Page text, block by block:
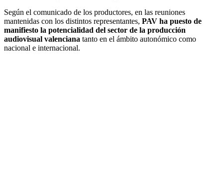
Según el comunicado de los productores, en las reuniones
mantenidas con los distintos representantes, PAV ha puesto de
manifiesto la potencialidad del sector de la producción
audiovisual valenciana tanto en el ámbito autonómico como
nacional e internacional.